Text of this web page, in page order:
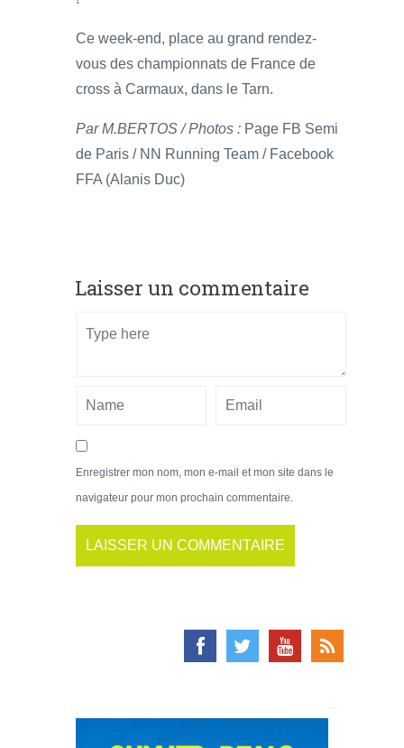
Ce week-end, place au grand rendez-
vous des championnats de France de
cross à Carmaux, dans le Tarn.
Par M.BERTOS / Photos : Page FB Semi
de Paris / NN Running Team / Facebook
FFA (Alanis Duc)
Laisser un commentaire
Enregistrer mon nom, mon e-mail et mon site dans le
navigateur pour mon prochain commentaire.